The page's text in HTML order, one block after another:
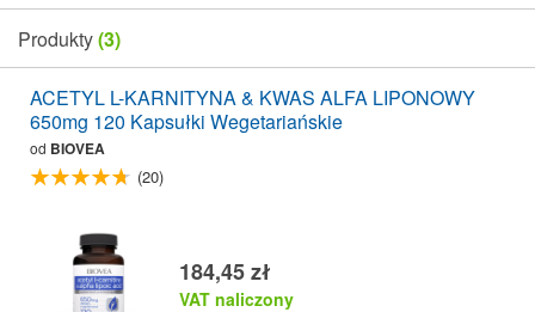
Produkty(3)
ACETYL L-KARNITYNA & KWAS ALFA LIPONOWY
650mg 120 Kapsułki Wegetariańskie
od BIOVEA
(20)
184,45 zł
VAT naliczony